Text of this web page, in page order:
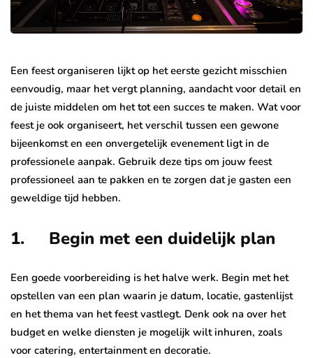
Een feest organiseren lijkt op het eerste gezicht misschien
eenvoudig, maar het vergt planning, aandacht voor detail en
de juiste middelen om het tot een succes te maken. Wat voor
feest je ook organiseert, het verschil tussen een gewone
bijeenkomst en een onvergetelijk evenement ligt in de
professionele aanpak. Gebruik deze tips om jouw feest
professioneel aan te pakken en te zorgen dat je gasten een
geweldige tijd hebben.
1. Begin met een duidelijk plan
Een goede voorbereiding is het halve werk. Begin met het
opstellen van een plan waarin je datum, locatie, gastenlijst
en het thema van het feest vastlegt. Denk ook na over het
budget en welke diensten je mogelijk wilt inhuren, zoals
voor catering, entertainment en decoratie.